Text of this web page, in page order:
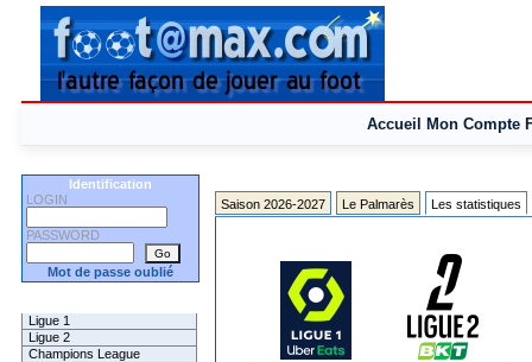
Accueil Mon Compte
Identification
LOGIN
PASSWORD
Mot de passe oublié
Ligue 1
Ligue 2
Champions League
Saison 2026-2027 Le Palmarès Les statistiques